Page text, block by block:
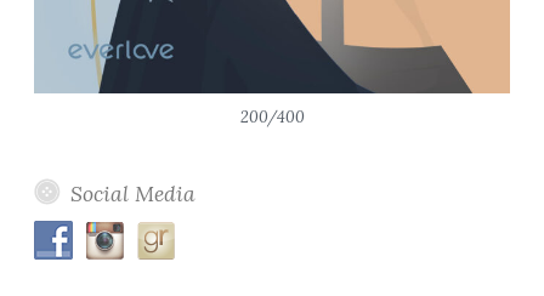
200/400
Social Media